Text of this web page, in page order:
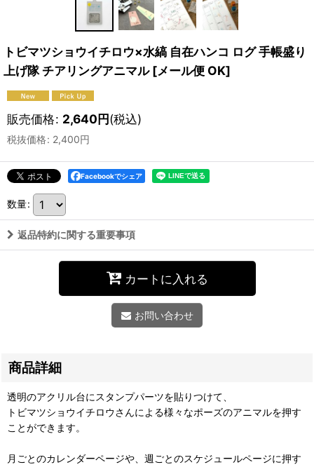
トビマツショウイチロウ×水縞 自在ハンコ ログ 手帳盛り
上げ隊 チアリングアニマル [メール便 OK]
販売価格: 2,640円(税込)
税抜価格: 2,400円
Facebookでシェア
数量:
返品特約に関する重要事項
カートに入れる
お問い合わせ
商品詳細
透明のアクリル台にスタンプパーツを貼りつけて、
トビマツショウイチロウさんによる様々なポーズのアニマルを押す
ことができます。
月ごとのカレンダーページや、週ごとのスケジュールページに押す